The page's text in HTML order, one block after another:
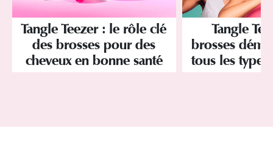
Tangle Teezer : le rôle clé
des brosses pour des
cheveux en bonne santé
Tangle
brosses
tous les types